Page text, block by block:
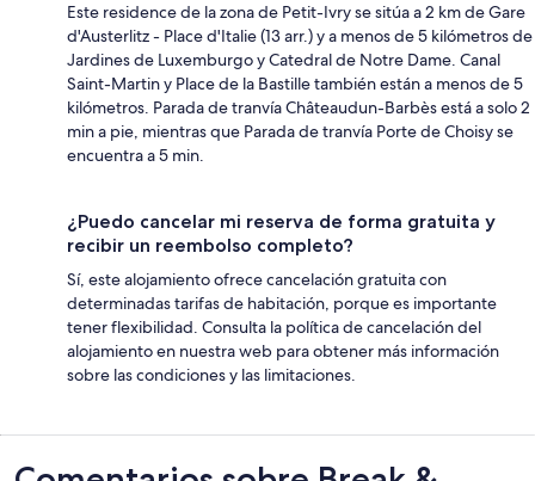
Este residence de la zona de Petit-Ivry se sitúa a 2 km de Gare
d'Austerlitz - Place d'Italie (13 arr.) y a menos de 5 kilómetros de
Jardines de Luxemburgo y Catedral de Notre Dame. Canal
Saint-Martin y Place de la Bastille también están a menos de 5
kilómetros. Parada de tranvía Châteaudun-Barbès está a solo 2
min a pie, mientras que Parada de tranvía Porte de Choisy se
encuentra a 5 min.
¿Puedo cancelar mi reserva de forma gratuita y
recibir un reembolso completo?
Sí, este alojamiento ofrece cancelación gratuita con
determinadas tarifas de habitación, porque es importante
tener flexibilidad. Consulta la política de cancelación del
alojamiento en nuestra web para obtener más información
sobre las condiciones y las limitaciones.